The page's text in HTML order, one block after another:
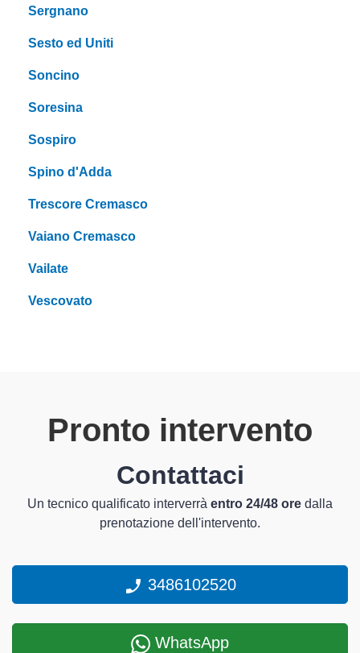
Sergnano
Sesto ed Uniti
Soncino
Soresina
Sospiro
Spino d'Adda
Trescore Cremasco
Vaiano Cremasco
Vailate
Vescovato
Pronto intervento
Contattaci
Un tecnico qualificato interverrà entro 24/48 ore dalla
prenotazione dell'intervento.
3486102520
WhatsApp